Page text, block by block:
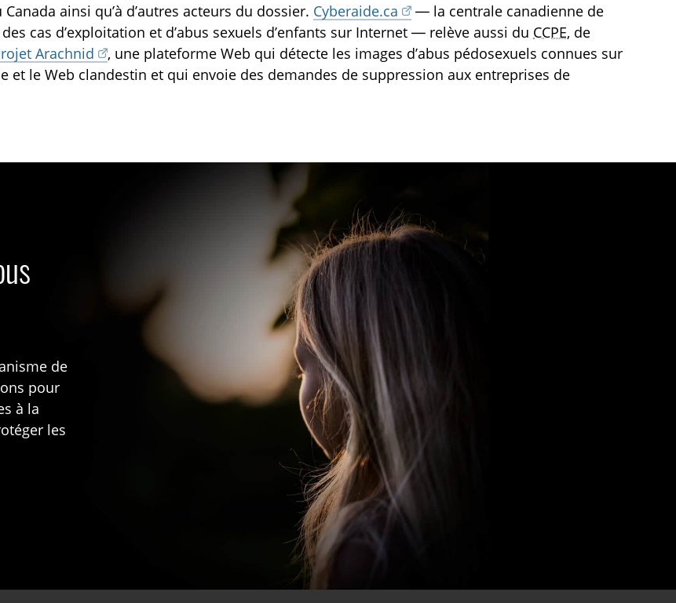
ainsi qu’à d’autres acteurs du dossier. Cyberaide.ca
— la centrale canadienne de
cas d’exploitation et d’abus sexuels d’enfants sur Internet — relève aussi du CCPE, de
Arachnid
, une plateforme Web qui détecte les images d’abus pédosexuels connues sur
et le Web clandestin et qui envoie des demandes de suppression aux entreprises de
de
pour
à la
les